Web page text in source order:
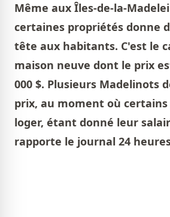
Même aux Îles-de-la-
certaines propriétés donne
tête aux habitants. C'est le
maison neuve dont le prix
000 $. Plusieurs Madelinots
prix, au moment où
loger, étant donné leur
rapporte le journal 24